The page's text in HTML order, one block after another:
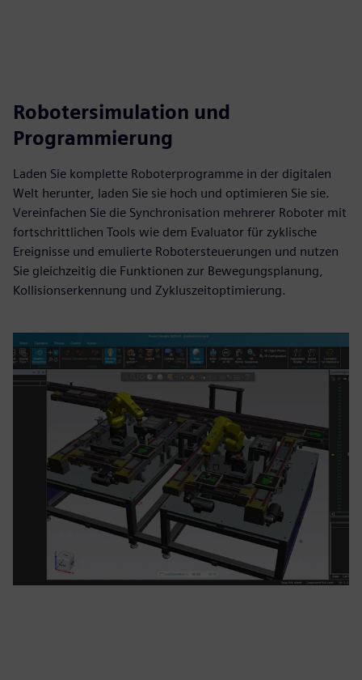
Robotersimulation und
Programmierung
Laden Sie komplette Roboterprogramme in der digitalen
Welt herunter, laden Sie sie hoch und optimieren Sie sie.
Vereinfachen Sie die Synchronisation mehrerer Roboter mit
fortschrittlichen Tools wie dem Evaluator für zyklische
Ereignisse und emulierte Robotersteuerungen und nutzen
Sie gleichzeitig die Funktionen zur Bewegungsplanung,
Kollisionserkennung und Zykluszeitoptimierung.